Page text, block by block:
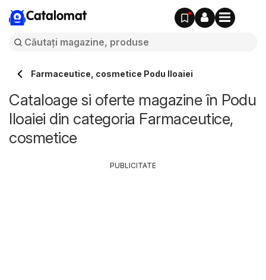
Catalomat
Farmaceutice, cosmetice Podu Iloaiei
Cataloage si oferte magazine în Podu
Iloaiei din categoria Farmaceutice,
cosmetice
PUBLICITATE